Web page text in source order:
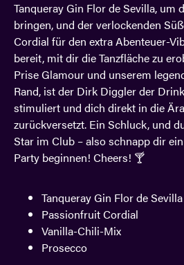
Tanqueray Gin Flor de Sevilla, um
bringen, und der verlockenden
Cordial für den extra Abenteuer-
bereit, mit dir die Tanzfläche zu
Prise Glamour und unserem
Rand, ist der Dirk Diggler der
stimuliert und dich direkt in die
zurückversetzt. Ein Schluck, und
Star im Club – also schnapp dir
Party beginnen! Cheers! 🍸
Tanqueray Gin Flor de Sevilla
Passionfruit Cordial
Vanilla-Chili-Mix
Prosecco